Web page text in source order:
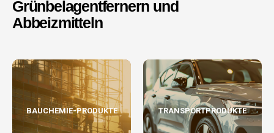
Grünbelagentfernern und
Abbeizmitteln
BAUCHEMIE-PRODUKTE TRANSPORTPRODUKTE